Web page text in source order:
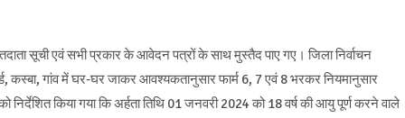
सूची एवं सभी प्रकार के आवेदन पत्रों के साथ मुस्तैद पाए गए। जिला निर्वाचन
कस्बा, गांव में घर-घर जाकर आवश्यकतानुसार फार्म 6, 7 एवं 8 भरकर नियमानुसार
किया गया कि अर्हता तिथि 01 जनवरी 2024 को 18 वर्ष की आयु पूर्ण करने वाले